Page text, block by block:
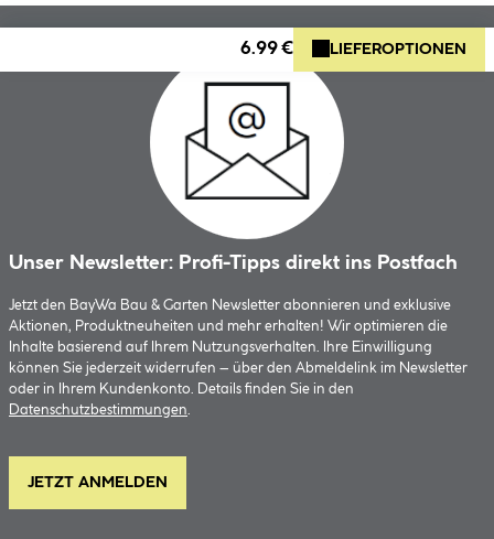
6.99 € LIEFEROPTIONEN
Unser Newsletter: Profi-Tipps direkt ins Postfach
Jetzt den BayWa Bau & Garten Newsletter abonnieren und exklusive
Aktionen, Produktneuheiten und mehr erhalten! Wir optimieren die
Inhalte basierend auf Ihrem Nutzungsverhalten. Ihre Einwilligung
können Sie jederzeit widerrufen – über den Abmeldelink im Newsletter
oder in Ihrem Kundenkonto. Details finden Sie in den
Datenschutzbestimmungen.
JETZT ANMELDEN